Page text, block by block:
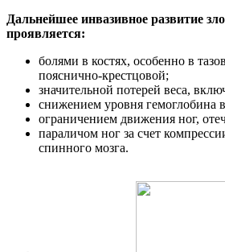
Дальнейшее инвазивное развитие
проявляется:
болями в костях, особенно в
пояснично-крестцовой;
значительной потерей веса,
снижением уровня гемоглобина
ограничением движения ног,
параличом ног за счет
спинного мозга.